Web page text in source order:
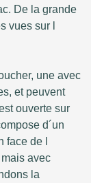
De la grande
vues sur l
une avec
et peuvent
ouverte sur
d´un
de l
avec
la